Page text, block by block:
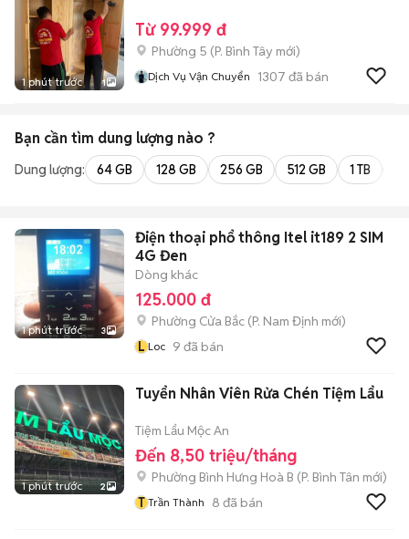
1 phút trước 1
Từ 99.999 đ
Phường 5 (P. Bình Tây mới)
Dịch Vụ Vận Chuyển 1307 đã bán
Bạn cần tìm dung lượng nào ?
Dung lượng: 64 GB 128 GB 256 GB 512 GB 1 TB
1 phút trước 3
Điện thoại phổ thông Itel it189 2 SIM
4G Đen
Dòng khác
125.000 đ
Phường Cửa Bắc (P. Nam Định mới)
L Loc 9 đã bán
1 phút trước 2
Tuyển Nhân Viên Rửa Chén Tiệm Lẩu
Tiệm Lẩu Mộc An
Đến 8,50 triệu/tháng
Phường Bình Hưng Hoà B (P. Bình Tân mới)
T Trần Thành 8 đã bán